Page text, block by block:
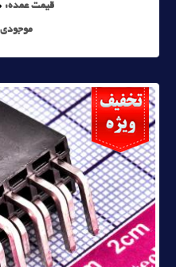
قیمت عمده: